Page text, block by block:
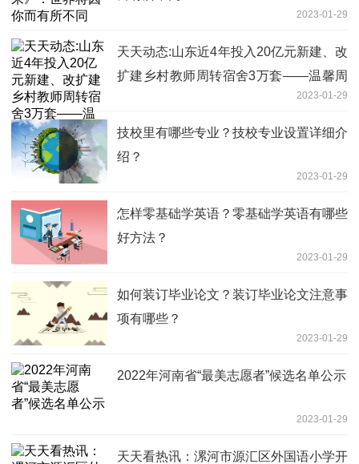
2023-01-29
天天动态:山东近4年投入20亿元新建、改
扩建乡村教师周转宿舍3万套——温馨周
2023-01-29
技校里有哪些专业？技校专业设置详细介
绍？
2023-01-29
怎样零基础学英语？零基础学英语有哪些
好方法？
2023-01-29
如何装订毕业论文？装订毕业论文注意事
项有哪些？
2023-01-29
2022年河南省“最美志愿者”候选名单公示
2023-01-29
天天看热讯：漯河市源汇区外国语小学开